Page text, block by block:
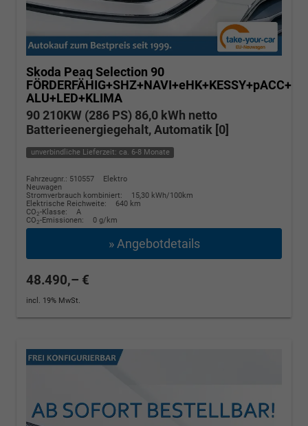
Skoda Peaq Selection 90
ALU+LED+KLIMA
90 210KW (286 PS) 86,0 kWh netto
Batterieenergiegehalt, Automatik [0]
unverbindliche Lieferzeit: ca. 6-8 Monate
Fahrzeugnr.: 510557
Elektro
Neuwagen
Stromverbrauch kombiniert:
15,30 kWh/100km
Elektrische Reichweite:
640 km
CO2-Klasse:
A
CO2-Emissionen: 0 g/km
» Angebotdetails
48.490,– €
incl. 19% MwSt.